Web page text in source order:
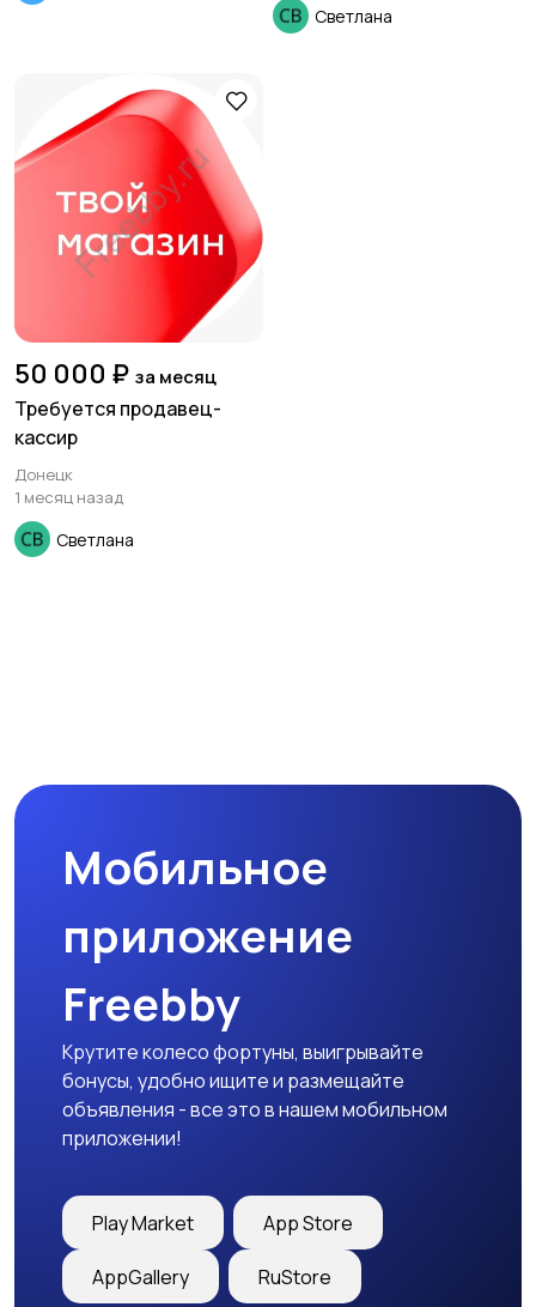
Светлана
50 000 ₽ за месяц
Требуется продавец-
кассир
Донецк
1 месяц назад
Светлана
Мобильное
приложение
Freebby
Крутите колесо фортуны, выигрывайте
бонусы, удобно ищите и размещайте
объявления - все это в нашем мобильном
приложении!
Play Market App Store
AppGallery RuStore